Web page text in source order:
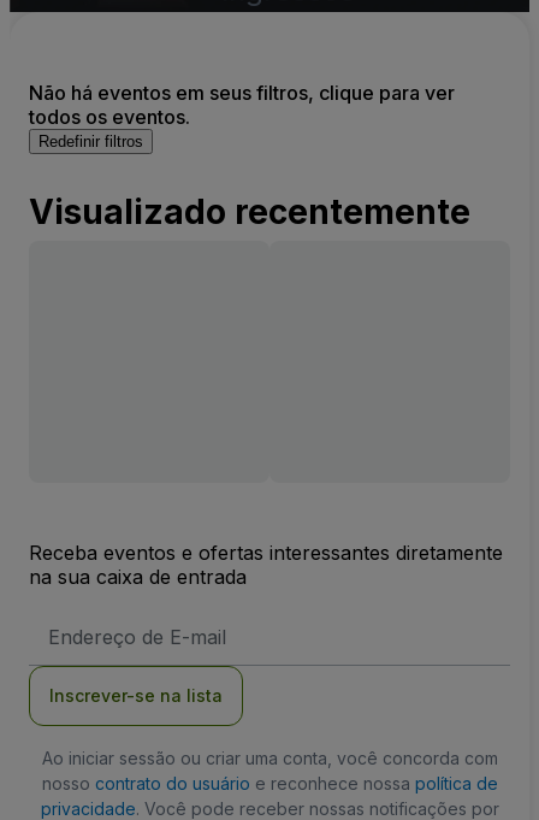
Não há eventos em seus filtros, clique para ver
todos os eventos.
Redefinir filtros
Visualizado recentemente
Receba eventos e ofertas interessantes diretamente
na sua caixa de entrada
de
Inscrever-se na lista
Ao iniciar sessão ou criar uma conta, você concorda com
nosso contrato do usuário e reconhece nossa política de
privacidade. Você pode receber nossas notificações por